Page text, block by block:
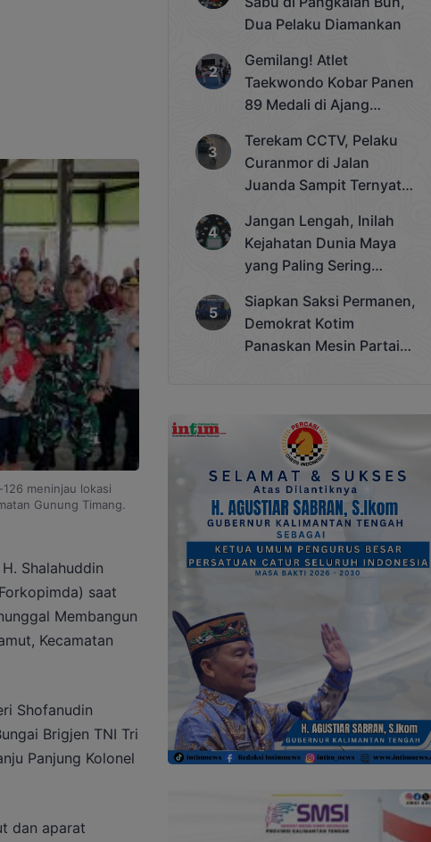
meninjau lokasi
Gunung Timang.
Shalahuddin
saat
Membangun
Kecamatan
Shofanudin
Brigjen TNI Tri
Panjung Kolonel
dan aparat
Dua Pelaku Diamankan
Gemilang! Atlet
Taekwondo Kobar Panen
89 Medali di Ajang
Cup 2025
Terekam CCTV, Pelaku
Curanmor di Jalan
Juanda Sampit Ternyata
Jangan Lengah, Inilah
Kejahatan Dunia Maya
yang Paling Sering
Siapkan Saksi Permanen,
Demokrat Kotim
Panaskan Mesin Partai